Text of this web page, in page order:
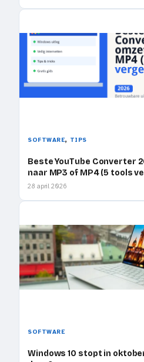
SOFTWARE, TIPS
Beste YouTube Converter
naar MP3 of MP4 (5 tools
28 april 2026
SOFTWARE
Windows 10 stopt in